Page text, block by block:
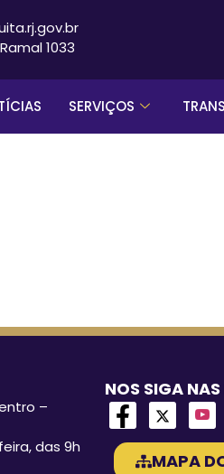
1033
SERVIÇOS
–
das 9h
NOS SIGA
MAPA